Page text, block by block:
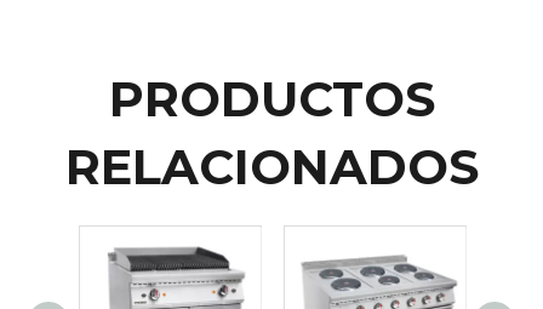
PRODUCTOS
RELACIONADOS